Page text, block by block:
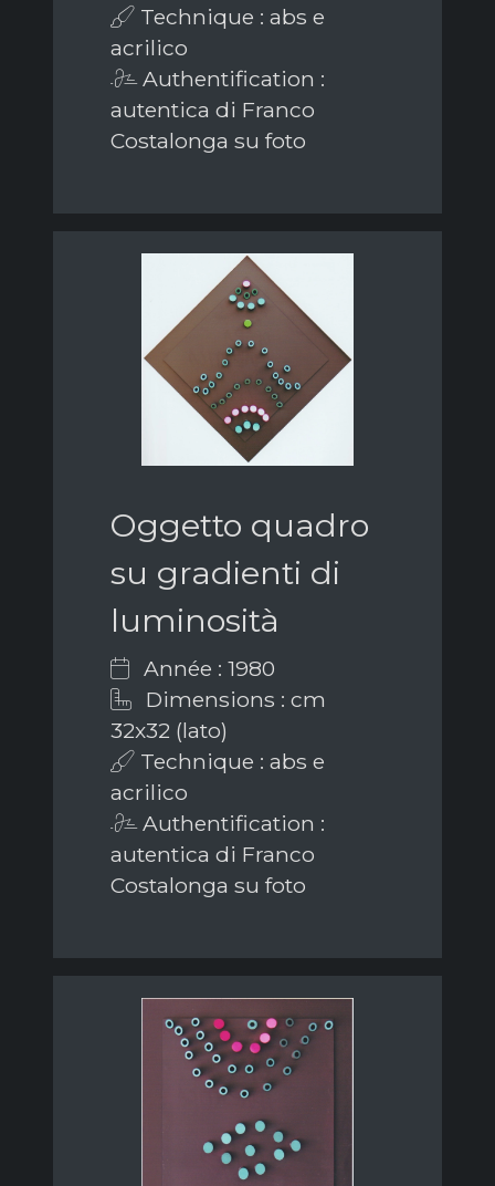
Technique : abs e
acrilico
Authentification :
autentica di Franco
Costalonga su foto
Oggetto quadro
su gradienti di
luminosità
Année : 1980
Dimensions : cm
32x32 (lato)
Technique : abs e
acrilico
Authentification :
autentica di Franco
Costalonga su foto